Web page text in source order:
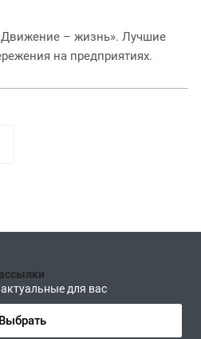
– жизнь». Лучшие
на предприятиях.
для вас
Выбрать